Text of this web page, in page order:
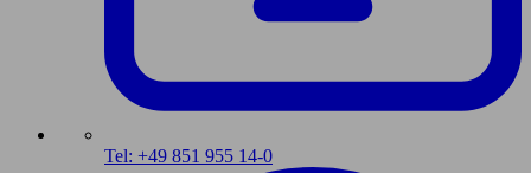
Tel: +49 851 955 14-0